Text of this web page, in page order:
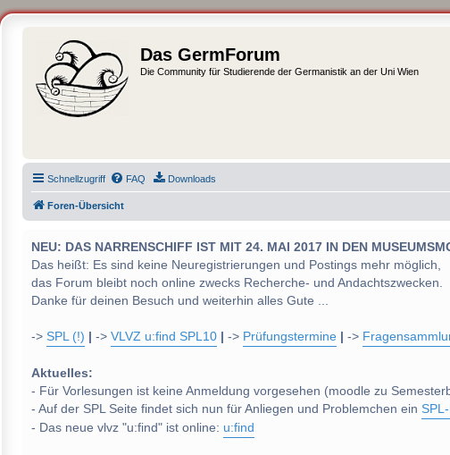
Das GermForum
Die Community für Studierende der Germanistik an der Uni Wien
Schnellzugriff FAQ Downloads
Foren-Übersicht
NEU: DAS NARRENSCHIFF IST MIT 24. MAI 2017 IN DEN
Das heißt: Es sind keine Neuregistrierungen und Postings mehr möglich,
das Forum bleibt noch online zwecks Recherche- und Andachtszwecken.
Danke für deinen Besuch und weiterhin alles Gute ...
-> SPL (!) -> VLVZ u:find SPL10 -> Prüfungstermine ->
Aktuelles:
- Für Vorlesungen ist keine Anmeldung vorgesehen (moodle zu
- Auf der SPL Seite findet sich nun für Anliegen und Problemchen ein
- Das neue vlvz "u:find" ist online: u:find